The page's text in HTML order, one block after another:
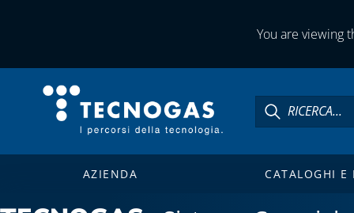
You are viewing
AZIENDA CATALOGHI E